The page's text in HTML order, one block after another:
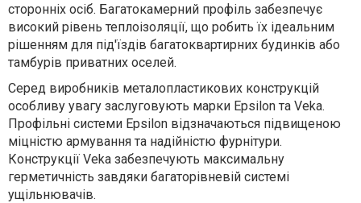
сторонніх осіб. Багатокамерний профіль забезпечує
високий рівень теплоізоляції, що робить їх ідеальним
рішенням для під'їздів багатоквартирних будинків або
тамбурів приватних оселей.
Серед виробників металопластикових конструкцій
особливу увагу заслуговують марки Epsilon та Veka.
Профільні системи Epsilon відзначаються підвищеною
міцністю армування та надійністю фурнітури.
Конструкції Veka забезпечують максимальну
герметичність завдяки багаторівневій системі
ущільнювачів.